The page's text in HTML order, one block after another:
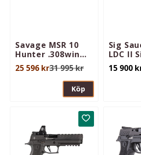
Savage MSR 10
Hunter .308win
18in 5/8-24 UNEF
25 596 kr31 995kr
Köp
Sig
LDC II
Tacops
15 900
Lägg till i